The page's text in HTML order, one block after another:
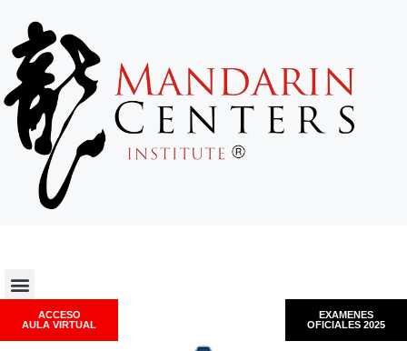
ACCESO
AULA VIRTUAL
EXAMENES
OFICIALES 2025